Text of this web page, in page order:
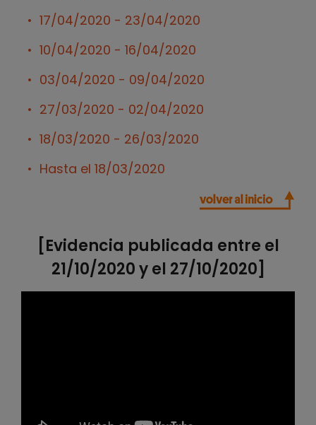
17/04/2020 - 23/04/2020
10/04/2020 - 16/04/2020
03/04/2020 - 09/04/2020
27/03/2020 - 02/04/2020
18/03/2020 - 26/03/2020
Hasta el 18/03/2020
[Evidencia publicada entre el
21/10/2020 y el 27/10/2020]